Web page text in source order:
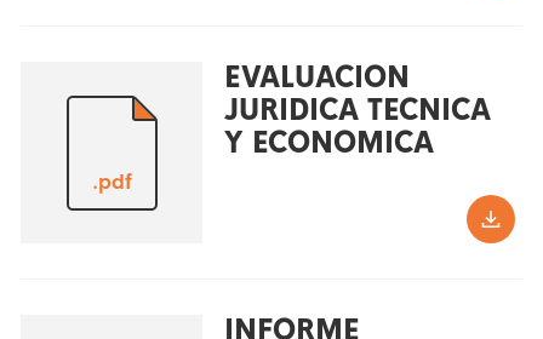
.pdf
EVALUACION
JURIDICA TECNICA
Y ECONOMICA
INFORME